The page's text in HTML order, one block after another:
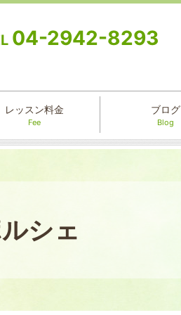
04-2942-8293
レッスン料金
Fee
ブログ
Blog
シェ